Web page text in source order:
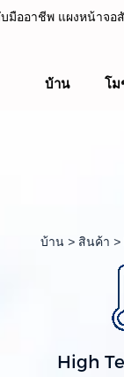
มืออาชีพ แผงหน้าจ
ผลิตแผงหน้าจอสัมผั
บ้าน โม
บ้าน > สินค้า >
High